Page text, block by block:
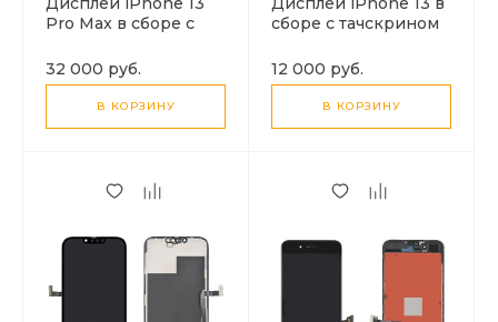
Pro Max в сборе с
(черный), LCD Org
C/G
32 000 руб.
В КОРЗИНУ
сборе с тачскрином
INCELL GC
12 000 руб.
В КОРЗИНУ